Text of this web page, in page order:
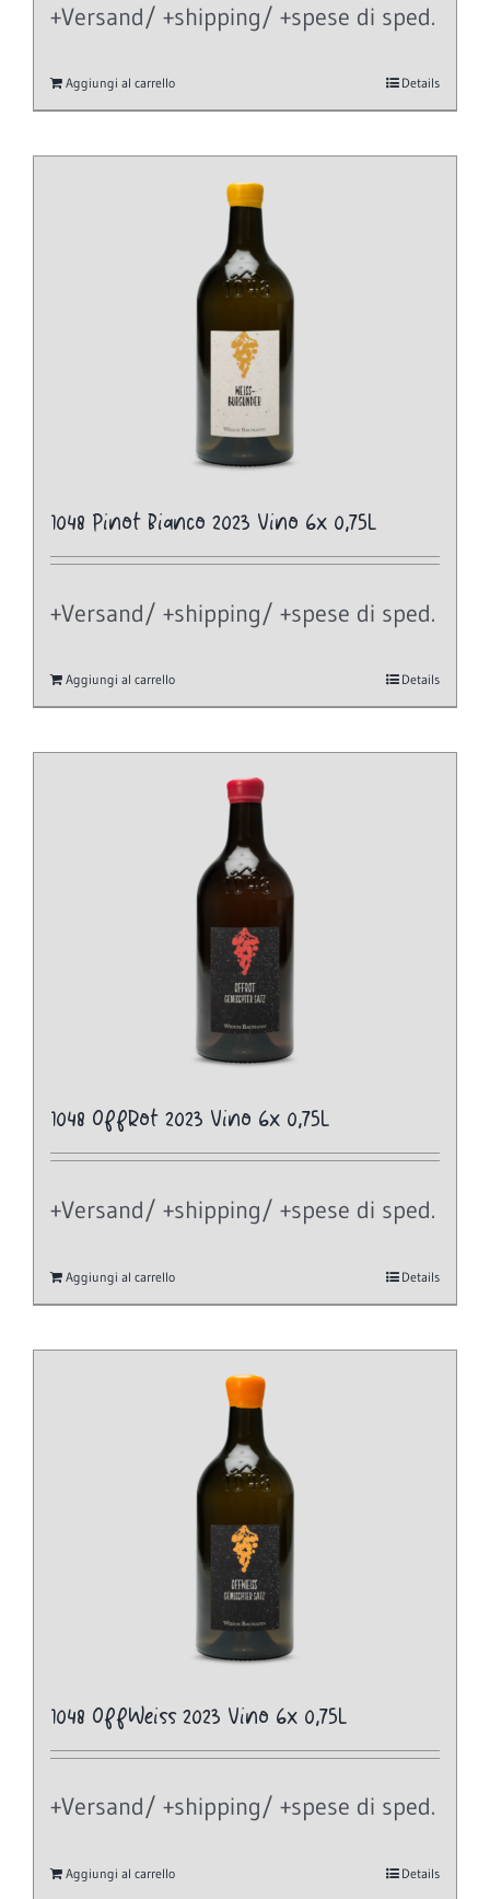
+Versand/ +shipping/ +spese di sped.
Aggiungi al carrello Details
1048 Pinot Bianco 2023 Vino 6x 0,75L
+Versand/ +shipping/ +spese di sped.
Aggiungi al carrello Details
1048 OffRot 2023 Vino 6x 0,75L
+Versand/ +shipping/ +spese di sped.
Aggiungi al carrello Details
1048 OffWeiss 2023 Vino 6x 0,75L
+Versand/ +shipping/ +spese di sped.
Aggiungi al carrello Details